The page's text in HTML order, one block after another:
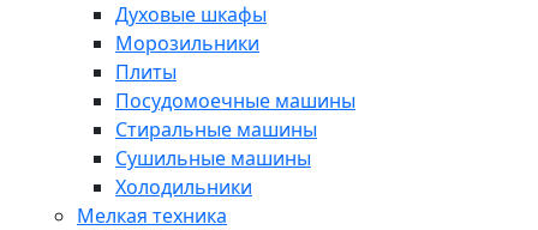
Духовые шкафы
Морозильники
Плиты
Посудомоечные машины
Стиральные машины
Сушильные машины
Холодильники
Мелкая техника